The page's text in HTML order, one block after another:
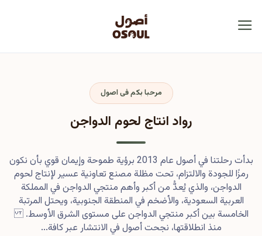
مرحبا بكم فى اصول
رواد انتاج لحوم الدواجن
بدأت رحلتنا في أصول عام 2013 برؤية طموحة وإيمان قوي بأن نكون
رمزًا للجودة والالتزام، تحت مظلة مصنع تعاونية عسير لإنتاج لحوم
الدواجن، والذي يُعدُّ من أكبر وأهم منتجي الدواجن في المملكة
العربية السعودية، والأضخم في المنطقة الجنوبية، ويحتل المرتبة
الخامسة بين أكبر منتجي الدواجن على مستوى الشرق الأوسط.
منذ انطلاقتها، نجحت أصول في الانتشار عبر كافة...